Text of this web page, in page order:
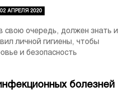
02 АПРЕЛЯ 2020
свою очередь, должен знать и
личной гигиены, чтобы
и безопасность
болезней